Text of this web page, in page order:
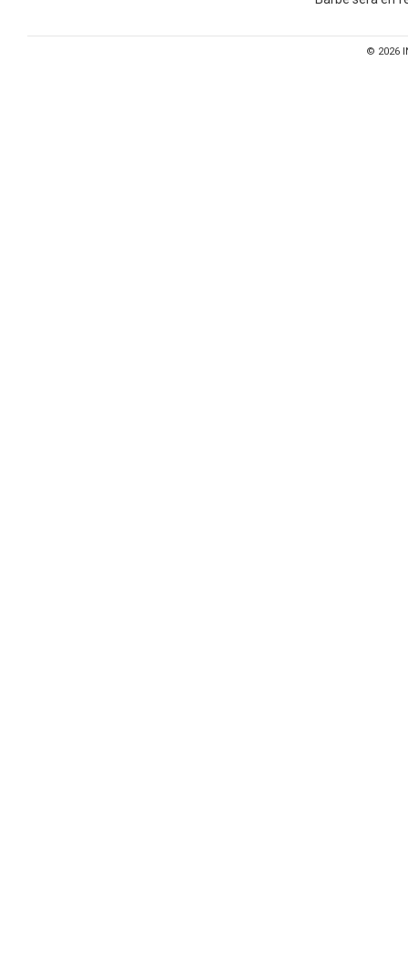
© 2026